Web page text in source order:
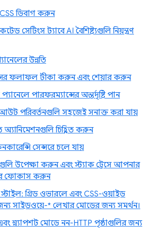
CSS ডিবাগ করুন
সেটিংস ট্যাবে AI বৈশিষ্ট্যগুলি নিয়ন্ত্রণ
উন্নতি
ফলাফল টীকা করুন এবং শেয়ার করুন
পারফরম্যান্সের অন্তর্দৃষ্টি পান
পরিবর্তনগুলি সহজেই সনাক্ত করা যায়
চিহ্নিত করুন
সেন্সরে চলে যায়
উপেক্ষা করুন এবং স্ট্যাক ট্রেসে আপনার
ফোকাস করুন
গ্রিড ওভারলে এবং CSS-ওয়াইড
সাইডওয়ে-* লেখার মোডের জন্য সমর্থন।
স্ন্যাপশট মোডে নন-HTTP পৃষ্ঠাগুলির জন্য